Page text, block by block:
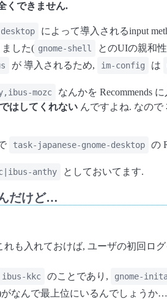
くできません.
によって導入されるinput
した( gnome-shell
とのUIの親和
が 導入されるため, im-config は
mozc
なんかを Recommends
はしてくれない んですよね. なの
task-japanese-gnome-desktop の
anthy としておいてます.
だけど…
れも入れておけば, ユーザの初回ロ
ibus-kkc のことであり, gnome-
なんで最上位にいるんでしょう